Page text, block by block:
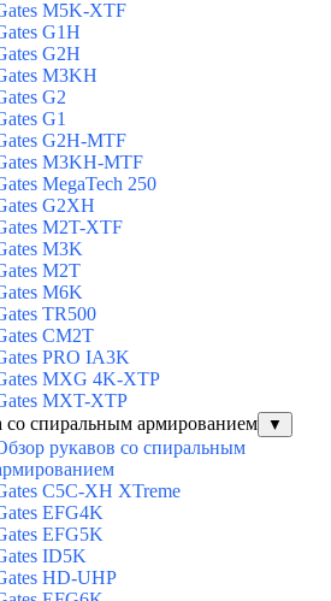
M5K-XTF
G1H
G2H
M3KH
G2
G1
G2H-MTF
M3KH-MTF
MegaTech 250
G2XH
M2T-XTF
M3K
M2T
M6K
TR500
CM2T
PRO IA3K
MXG 4K-XTP
MXT-XTP
со спиральным армированием
▼
рукавов со спиральным
C5C-XH XTreme
EFG4K
EFG5K
ID5K
HD-UHP